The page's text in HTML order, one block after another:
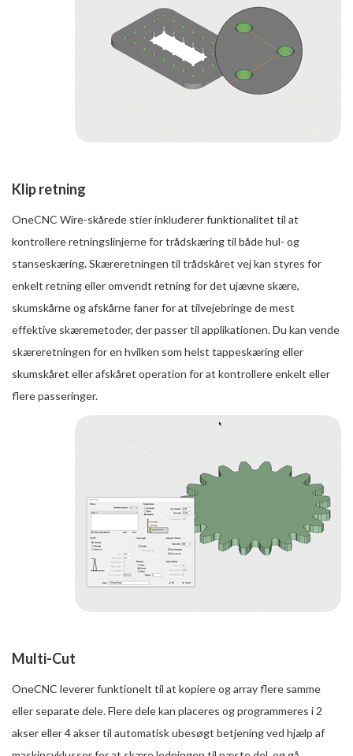
Klip retning
OneCNC Wire-skårede stier inkluderer funktionalitet til at
kontrollere retningslinjerne for trådskæring til både hul- og
stanseskæring. Skæreretningen til trådskåret vej kan styres for
enkelt retning eller omvendt retning for det ujævne skære,
skumskårne og afskårne faner for at tilvejebringe de mest
effektive skæremetoder, der passer til applikationen. Du kan vende
skæreretningen for en hvilken som helst tappeskæring eller
skumskåret eller afskåret operation for at kontrollere enkelt eller
flere passeringer.
Multi-Cut
OneCNC leverer funktionelt til at kopiere og array flere samme
eller separate dele. Flere dele kan placeres og programmeres i 2
akser eller 4 akser til automatisk ubesøgt betjening ved hjælp af